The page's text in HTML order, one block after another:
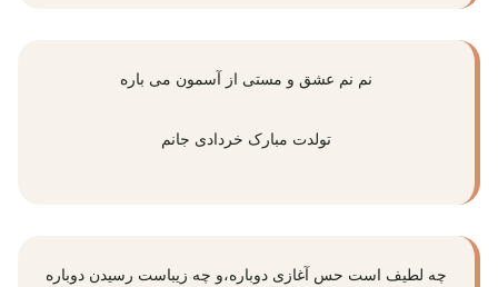
نم نم عشق و مستی از آسمون می باره
تولدت مبارک خردادی جانم
چه لطیف است حس آغازی دوباره،و چه زیباست رسیدن دوباره